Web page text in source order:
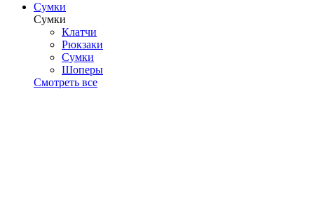
Сумки
Сумки
Клатчи
Рюкзаки
Сумки
Шоперы
Смотреть все